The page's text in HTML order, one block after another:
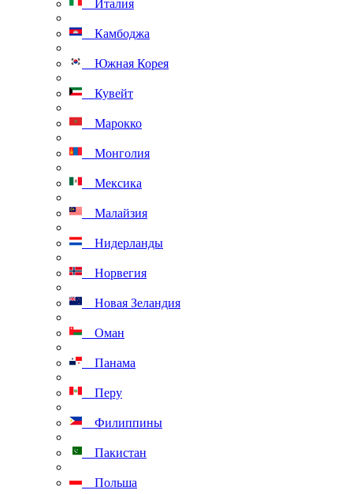
Италия
Камбоджа
Южная Корея
Кувейт
Марокко
Монголия
Мексика
Малайзия
Нидерланды
Норвегия
Новая Зеландия
Оман
Панама
Перу
Филиппины
Пакистан
Польша